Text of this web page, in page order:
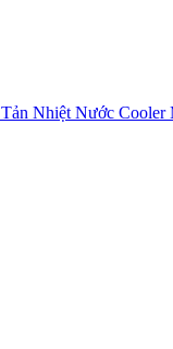
Tản Nhiệt Nước Cooler